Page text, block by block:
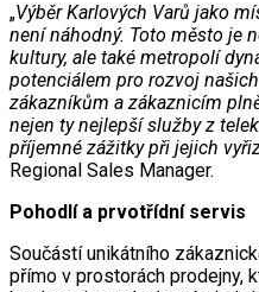
„Výběr Karlových Varů jako
není náhodný. Toto město je
kultury, ale také metropolí
potenciálem pro rozvoj
zákazníkům a zákaznicím
nejen ty nejlepší služby z
příjemné zážitky při jejich
Regional Sales Manager.
Pohodlí a prvotřídní servis
Součástí unikátního
přímo v prostorách prodejny,